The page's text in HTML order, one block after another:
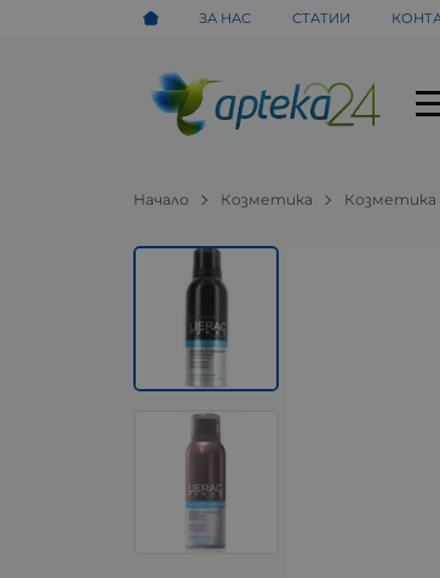
ЗА НАС СТАТИИ
Начало Козметика Козметика